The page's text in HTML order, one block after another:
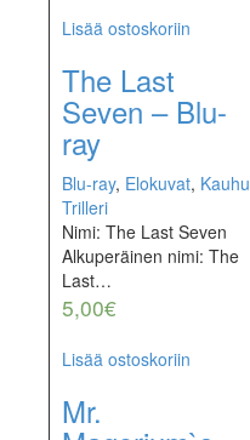
Lisää ostoskoriin
The Last
Seven – Blu-
ray
Blu-ray, Elokuvat, Kauhu
Trilleri
Nimi: The Last Seven
Alkuperäinen nimi: The
Last…
5,00€
Lisää ostoskoriin
Mr.